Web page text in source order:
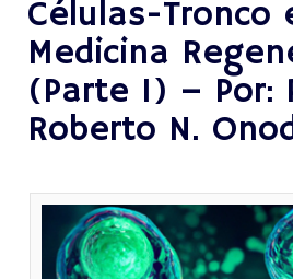
Células-Tronco
Medicina
(Parte I) – Por:
Roberto N.